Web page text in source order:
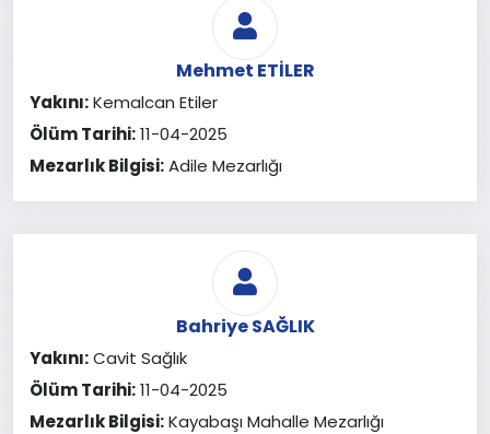
Mehmet ETİLER
Yakını:Kemalcan Etiler
Ölüm Tarihi:11-04-2025
Mezarlık Bilgisi:Adile Mezarlığı
Bahriye SAĞLIK
Yakını:Cavit Sağlık
Ölüm Tarihi:11-04-2025
Mezarlık Bilgisi:Kayabaşı Mahalle Mezarlığı